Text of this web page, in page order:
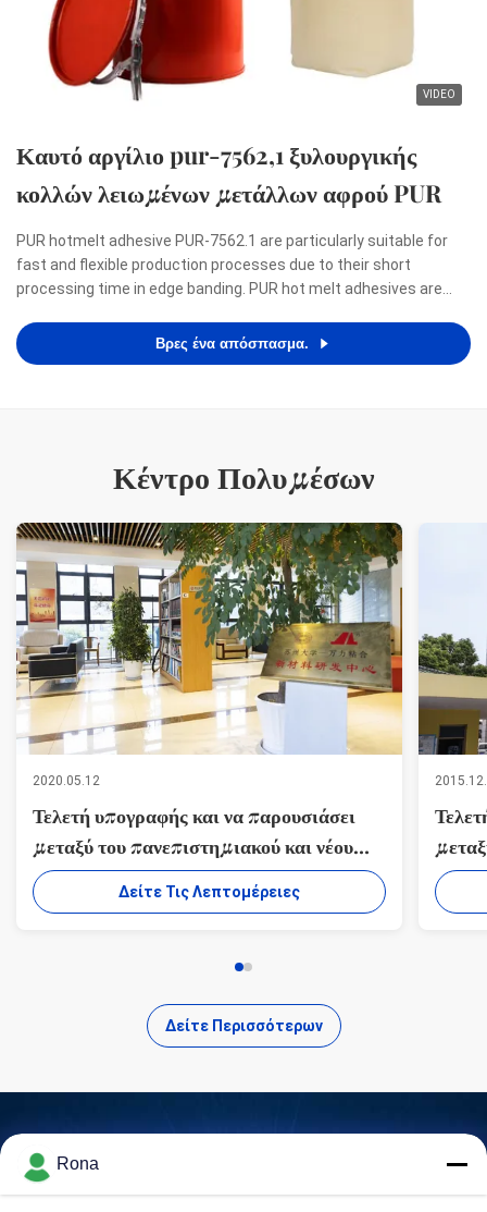
VIDEO
Καυτό αργίλιο pur-7562,1 ξυλουργικής
κολλών λειωμένων μετάλλων αφρού PUR
PUR hotmelt adhesive PUR-7562.1 are particularly suitable for
fast and flexible production processes due to their short
processing time in edge banding. PUR hot melt adhesives are
zero-bondline appearance as well as resistance to heat, ...
Βρες ένα απόσπασμα.
Κέντρο Πολυμέσων
2020.05.12
Τελετή υπογραφής και να παρουσιάσει
μεταξύ του πανεπιστημιακού και νέου
υλικού κέντρου Ε&Α Suzhou της Co.
ΥΛΙΚΏΝ ΠΡΟΣΚΌΛΛΗΣΗΣ WUXI
Δείτε Τις Λεπτομέρειες
Δείτε Περισσότερων
Βρείτε Προϊόντα Υψηλής
Rona